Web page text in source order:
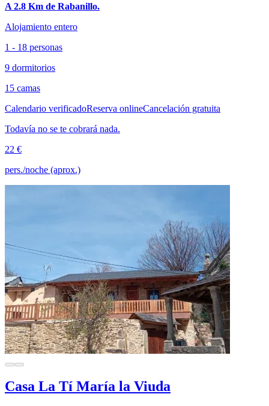
A 2.8 Km de Rabanillo.
Alojamiento entero
1 - 18 personas
9 dormitorios
15 camas
Calendario verificadoReserva onlineCancelación gratuita
Todavía no se te cobrará nada.
22 €
pers./noche (aprox.)
Casa La Tí María la Viuda